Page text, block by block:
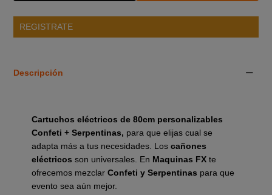
REGISTRATE
Descripción
Cartuchos eléctricos de 80cm personalizables
Confeti + Serpentinas, para que elijas cual se
adapta más a tus necesidades. Loscañones
eléctricos son universales. En Maquinas FXte
ofrecemos mezclar Confeti y Serpentinas para que
evento sea aún mejor.